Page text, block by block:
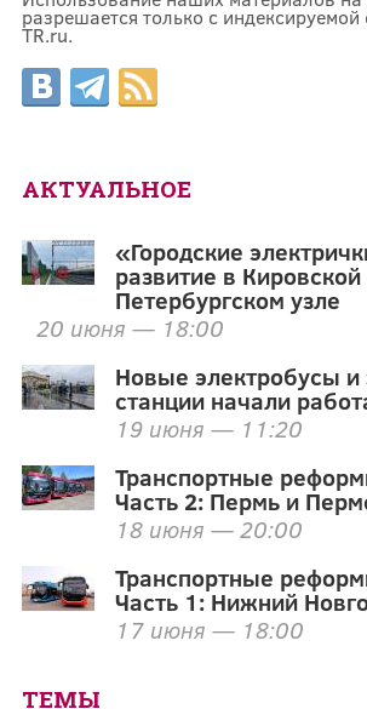
разрешается только с
TR.ru.
АКТУАЛЬНОЕ
«Городские
развитие в
Петербургском узле
20 июня — 18:00
Новые электробусы и
станции начали
19 июня — 11:20
Транспортные
Часть 2: Пермь и
18 июня — 20:00
Транспортные
Часть 1: Нижний
17 июня — 18:00
ТЕМЫ